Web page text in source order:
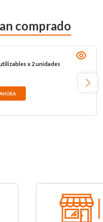
comprado
x 2 unidades